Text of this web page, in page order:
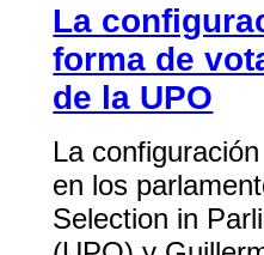
La
forma de
de la UPO
La
en los
Selection in